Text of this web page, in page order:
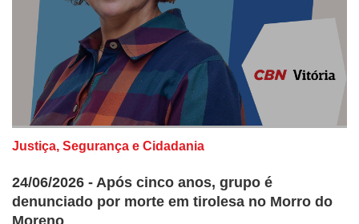
Justiça, Segurança e Cidadania
24/06/2026 - Após cinco anos, grupo é
denunciado por morte em tirolesa no Morro do
Moreno